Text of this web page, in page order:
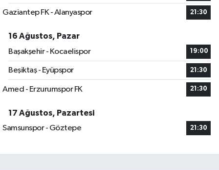
Gaziantep FK - Alanyaspor 21:30
16 Ağustos, Pazar
Başakşehir - Kocaelispor
19:00
Beşiktaş - Eyüpspor 21:30
Amed - Erzurumspor FK 21:30
17 Ağustos, Pazartesi
Samsunspor - Göztepe
21:30